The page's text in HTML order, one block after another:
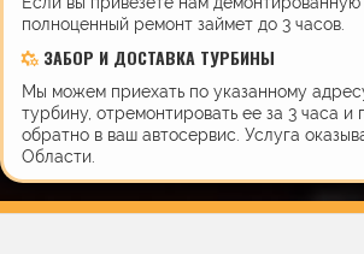
полноценный ремонт займет до 3 часов.
ЗАБОР И ДОСТАВКА ТУРБИНЫ
Мы можем приехать по указанному
турбину, отремонтировать ее за 3 часа и
обратно в ваш автосервис. Услуга
Области.